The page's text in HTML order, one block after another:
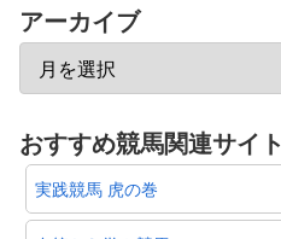
アーカイブ
おすすめ競馬関連サイト
実践競馬 虎の巻